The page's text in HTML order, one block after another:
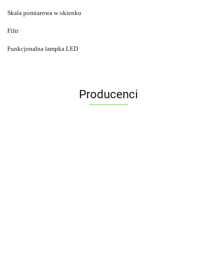
Skala pomiarowa w okienku
Filtr
Funkcjonalna lampka LED
Producenci